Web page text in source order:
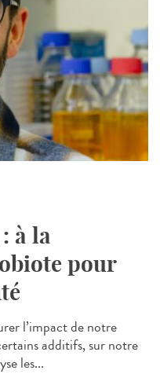
à la
pour
l’impact de notre
additifs, sur notre
les...